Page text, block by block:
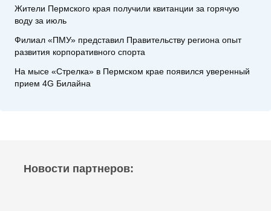
Жители Пермского края получили квитанции за горячую
воду за июль
Филиал «ПМУ» представил Правительству региона опыт
развития корпоративного спорта
На мысе «Стрелка» в Пермском крае появился уверенный
прием 4G Билайна
Новости партнеров: